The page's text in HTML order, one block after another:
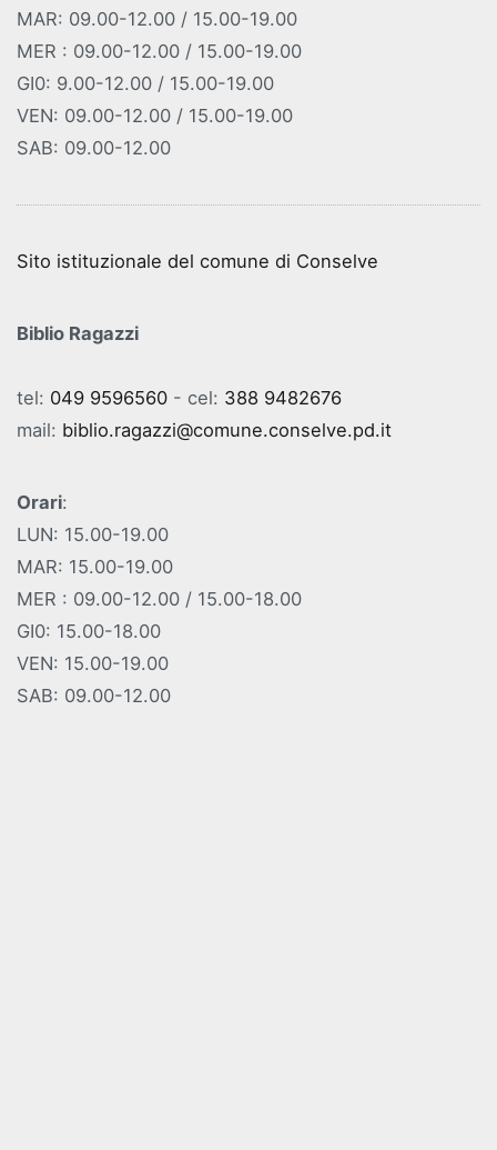
MAR: 09.00-12.00 / 15.00-19.00
MER : 09.00-12.00 / 15.00-19.00
GI0: 9.00-12.00 / 15.00-19.00
VEN: 09.00-12.00 / 15.00-19.00
SAB: 09.00-12.00
Sito istituzionale del comune di Conselve
Biblio Ragazzi
tel: 049 9596560 - cel: 388 9482676
mail: biblio.ragazzi@comune.conselve.pd.it
Orari:
LUN: 15.00-19.00
MAR: 15.00-19.00
MER : 09.00-12.00 / 15.00-18.00
GI0: 15.00-18.00
VEN: 15.00-19.00
SAB: 09.00-12.00